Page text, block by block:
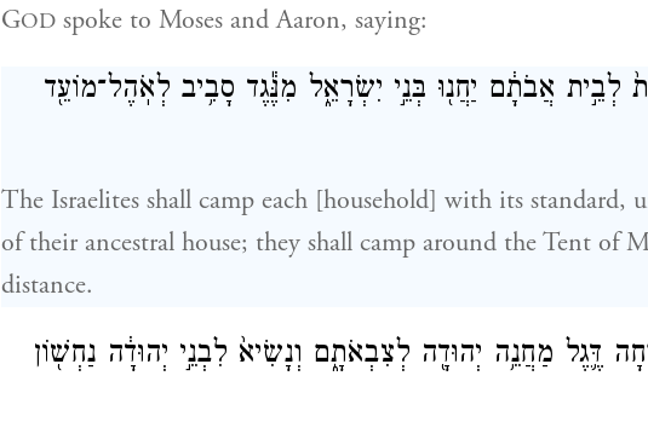
GOD spoke to Moses and Aaron, saying:
לְבֵ֣ית אֲבֹתָ֔ם יַחֲנ֖וּ בְּנֵ֣י יִשְׂרָאֵ֑ל מִנֶּ֕גֶד סָבִ֥יב לְאֹֽהֶל־מוֹעֵ֖ד
The Israelites shall camp each [household] with its standard,
of their ancestral house; they shall camp around the Tent of
distance.
דֶּ֛גֶל מַחֲנֵ֥ה יְהוּדָ֖ה לְצִבְאֹתָ֑ם וְנָשִׂיא֙ לִבְנֵ֣י יְהוּדָ֔ה נַחְשׁ֖וֹן